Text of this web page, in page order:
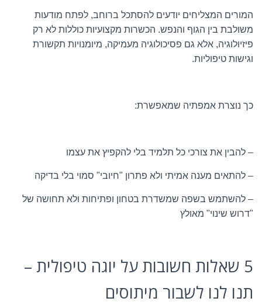
המורים המצליחים יודעים להסתכל ברוחב, לפתח מודעות
משולבת בין הגוף והנפש. הכשרות מקצועיות כוללות לא רק
פיזיולוגיה, אלא גם פסיכולוגיה מעמיקה, מיומנויות תקשורת
וגישות טיפוליות.
כך נוצרת אמפתיה שמאפשרת:
– להבין את צורכי כל תלמיד בלי להקפיץ את עצמו
– להתאים מענה אמיתי ולא פתרון "חיובי" סמוי בלי בדיקה
– להשתמש בשפה שמשדרת בטחון ופתיחות ולא תחושה של
"דרוש שינוי" מאולץ
5 שאלות חשובות על יוגה טיפולית –
תנו לנו לשבור מיתוסים